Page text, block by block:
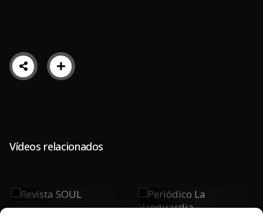
Vídeos relacionados
Revista
SOUL
Periódico La